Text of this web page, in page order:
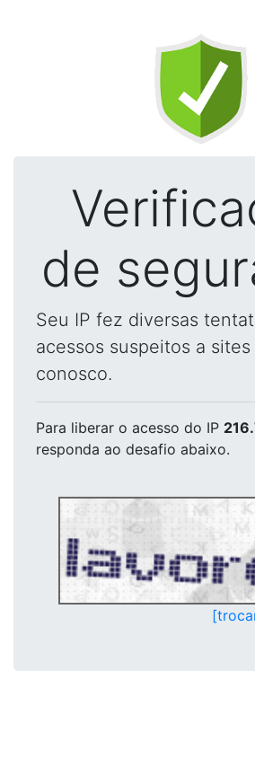
de
Seu IP fez diversas
acessos suspeitos a
conosco.
Para liberar o acesso do IP
responda ao desafio abaixo.